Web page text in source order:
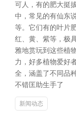
可人，有的肥大挺
中，常见的有仙东
等。它们有的叶片
红、黄、紫等，极
雅地赏玩到这些植
力，好多植物爱好
全，涵盖了不同品
不错匡助生手了
新闻动态